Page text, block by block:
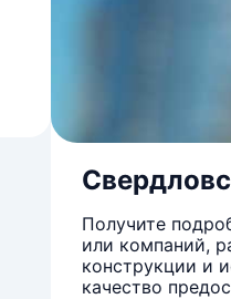
Получите
или компаний,
конструкции и
качество